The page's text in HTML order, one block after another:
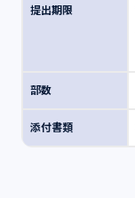
提出期限
部数
添付書類